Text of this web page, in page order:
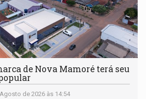
de Nova Mamoré terá seu
de 2026 às 14:54